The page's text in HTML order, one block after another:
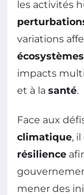
les activités
variations
écosystèmes
impacts
et à la santé.
Face aux
climatique,
résilience
mener des